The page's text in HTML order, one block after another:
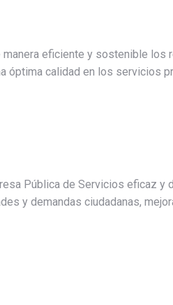
manera eficiente y sostenible los
óptima calidad en los servicios
Pública de Servicios eficaz y
y demandas ciudadanas,